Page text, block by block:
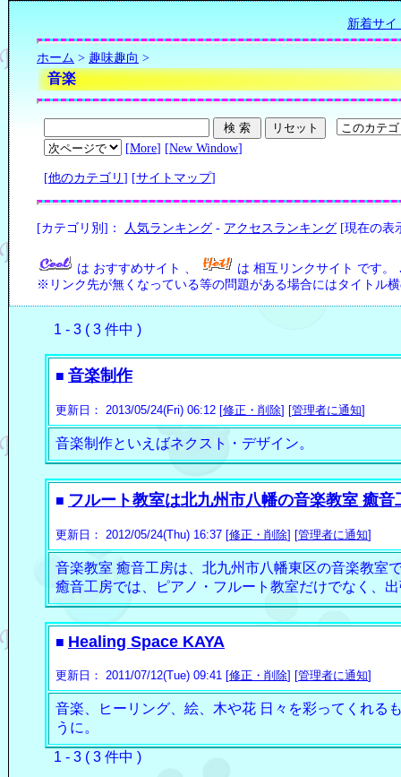
新着サイ
ホーム > 趣味趣向 >
音楽
[More] [New Window]
[他のカテゴリ ] [サイトマップ]
[カテゴリ別]： 人気ランキング - アクセスランキング [現在の表
は おすすめサイト 、 は 相互リンクサイト です。
※リンク先が無くなっている等の問題がある場合にはタイトル
1 - 3 ( 3 件中 )
■ 音楽制作
更新日： 2013/05/24(Fri) 06:12 [修正・削除] [管理者に通知]
音楽制作といえばネクスト・デザイン。
■ フルート教室は北九州市八幡の音楽教室 癒音
更新日： 2012/05/24(Thu) 16:37 [修正・削除] [管理者に通知]
音楽教室 癒音工房は、北九州市八幡東区の音楽教室
癒音工房では、ピアノ・フルート教室だけでなく、
■ Healing Space KAYA
更新日： 2011/07/12(Tue) 09:41 [修正・削除] [管理者に通知]
音楽、ヒーリング、絵、木や花 日々を彩ってくれる
うに。
1 - 3 ( 3 件中 )